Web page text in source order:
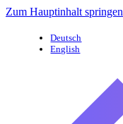
Zum Hauptinhalt springen
Deutsch
English